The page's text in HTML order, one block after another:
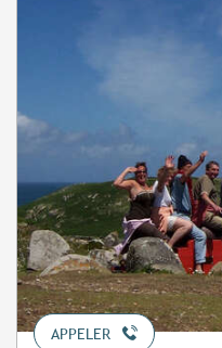
APPELER